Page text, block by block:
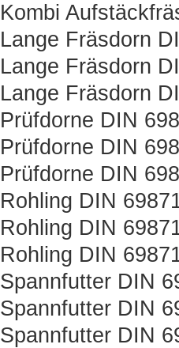
Kombi
Lange Fräsdorn
Lange Fräsdorn
Lange Fräsdorn
Prüfdorne DIN
Prüfdorne DIN
Prüfdorne DIN
Rohling DIN
Rohling DIN
Rohling DIN
Spannfutter DIN
Spannfutter DIN
Spannfutter DIN